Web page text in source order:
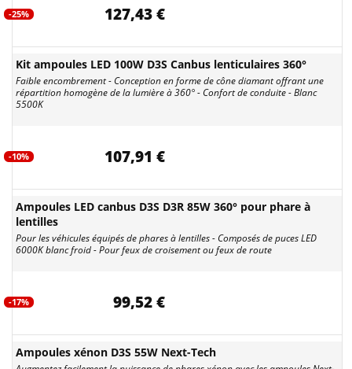
-25% 127,43 €
Kit ampoules LED 100W D3S Canbus lenticulaires 360°
Faible encombrement - Conception en forme de cône diamant offrant une
répartition homogène de la lumière à 360° - Confort de conduite - Blanc
5500K
-10% 107,91 €
Ampoules LED canbus D3S D3R 85W 360° pour phare à
lentilles
Pour les véhicules équipés de phares à lentilles - Composés de puces LED
6000K blanc froid - Pour feux de croisement ou feux de route
-17% 99,52 €
Ampoules xénon D3S 55W Next-Tech